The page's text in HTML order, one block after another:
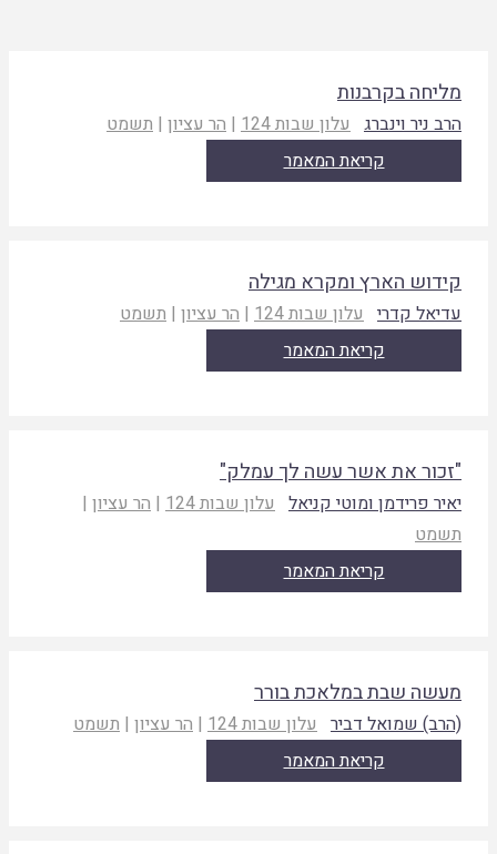
בקרבנות
ניר וינברג עלון שבות 124 |הר עציון|תשמט
קריאת המאמר
הארץ ומקרא מגילה
קדרי עלון שבות 124 |הר עציון|תשמט
קריאת המאמר
את אשר עשה לך עמלק"
פרידמן ומוטי קניאל עלון שבות 124 |הר עציון|
קריאת המאמר
שבת במלאכת בורר
שמואל דביר עלון שבות 124 |הר עציון|תשמט
קריאת המאמר